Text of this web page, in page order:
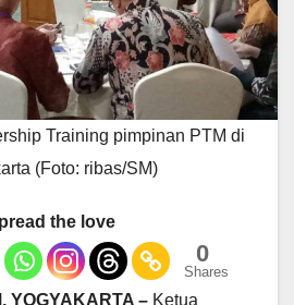
Training pimpinan PTM di
(Foto: ribas/SM)
the love
0
Shares
YOGYAKARTA – Ketua